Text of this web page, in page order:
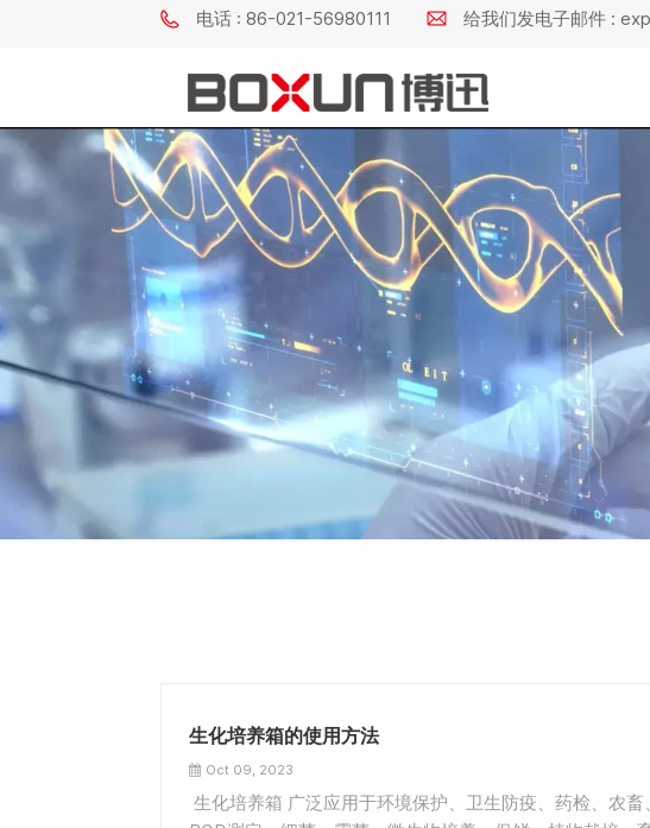
电话 : 86-021-56980111 给我们发电子邮件 :
生化培养箱的使用方法
Oct 09, 2023
生化培养箱 广泛应用于环境保护、卫生防疫、药检、农